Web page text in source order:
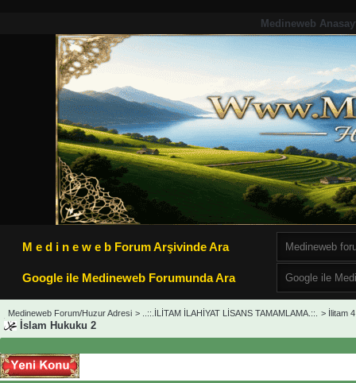
Medineweb
M e d i n e w e b Forum Arşivinde Ara
Google ile Medineweb Forumunda Ara
Medineweb Forum/Huzur Adresi > ..::.İLİTAM İLAHİYAT LİSANS TAMAMLAMA.::. > İlitam
İslam Hukuku 2